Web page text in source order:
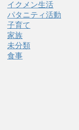
イクメン生活
パタニティ活動
子育て
家族
未分類
食事